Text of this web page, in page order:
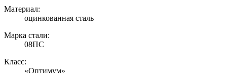
Материал:
оцинкованная сталь
Марка стали:
08ПС
Класс:
«Оптимум»